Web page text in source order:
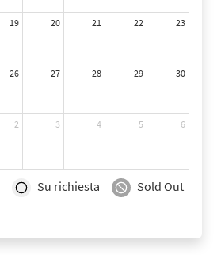
19 20 21 22 23
26 27 28 29 30
2 3 4 5 6
Su richiesta Sold Out